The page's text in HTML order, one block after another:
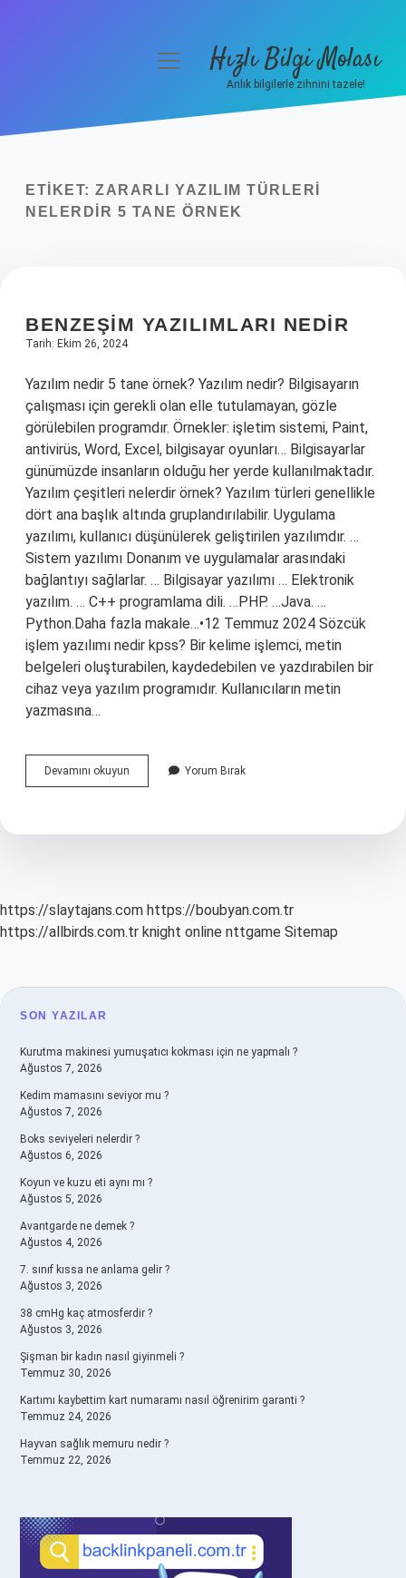
Yasal Uyarı
menüyüHızlı Bilgi Molası
Anlık bilgilerle zihnini tazele!
ETIKET: ZARARLI YAZILIM TÜRLERI
NELERDIR 5 TANE ÖRNEK
BENZEŞIM YAZILIMLARI NEDIR
Tarih: Ekim 26, 2024
Yazılım nedir 5 tane örnek? Yazılım nedir? Bilgisayarın
çalışması için gerekli olan elle tutulamayan, gözle
görülebilen programdır. Örnekler: işletim sistemi, Paint,
antivirüs, Word, Excel, bilgisayar oyunları… Bilgisayarlar
günümüzde insanların olduğu her yerde kullanılmaktadır.
Yazılım çeşitleri nelerdir örnek? Yazılım türleri genellikle
dört ana başlık altında gruplandırılabilir. Uygulama
yazılımı, kullanıcı düşünülerek geliştirilen yazılımdır. …
Sistem yazılımı Donanım ve uygulamalar arasındaki
bağlantıyı sağlarlar. … Bilgisayar yazılımı … Elektronik
yazılım. … C++ programlama dili. …PHP. …Java. …
Python.Daha fazla makale…•12 Temmuz 2024 Sözcük
işlem yazılımı nedir kpss? Bir kelime işlemci, metin
belgeleri oluşturabilen, kaydedebilen ve yazdırabilen bir
cihaz veya yazılım programıdır. Kullanıcıların metin
yazmasına…
Devamını okuyun Benzeşim
Yazılımları
Yorum Bırak
https://slaytajans.com https://boubyan.com.tr
https://allbirds.com.tr knight online nttgame Sitemap
SIDEBAR
SON YAZILAR
Kurutma makinesi yumuşatıcı kokması için ne yapmalı ?
Ağustos 7, 2026
Kedim mamasını seviyor mu ?
Ağustos 7, 2026
Boks seviyeleri nelerdir ?
Ağustos 6, 2026
Koyun ve kuzu eti aynı mı ?
Ağustos 5, 2026
Avantgarde ne demek ?
Ağustos 4, 2026
7. sınıf kıssa ne anlama gelir ?
Ağustos 3, 2026
38 cmHg kaç atmosferdir ?
Ağustos 3, 2026
Şişman bir kadın nasıl giyinmeli ?
Temmuz 30, 2026
Kartımı kaybettim kart numaramı nasıl öğrenirim garanti ?
Temmuz 24, 2026
Hayvan sağlık memuru nedir ?
Temmuz 22, 2026